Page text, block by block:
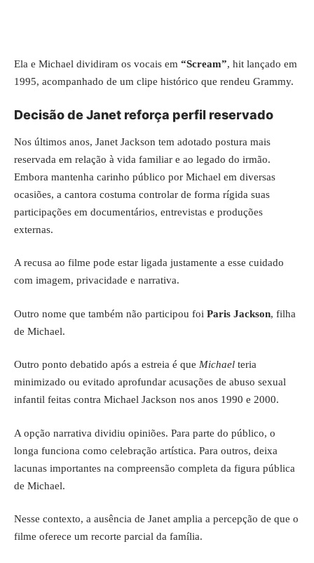
Ela e Michael dividiram os vocais em “Scream”, hit lançado em
1995, acompanhado de um clipe histórico que rendeu Grammy.
Decisão de Janet reforça perfil reservado
Nos últimos anos, Janet Jackson tem adotado postura mais
reservada em relação à vida familiar e ao legado do irmão.
Embora mantenha carinho público por Michael em diversas
ocasiões, a cantora costuma controlar de forma rígida suas
participações em documentários, entrevistas e produções
externas.
A recusa ao filme pode estar ligada justamente a esse cuidado
com imagem, privacidade e narrativa.
Outro nome que também não participou foi Paris Jackson, filha
de Michael.
Outro ponto debatido após a estreia é que Michael teria
minimizado ou evitado aprofundar acusações de abuso sexual
infantil feitas contra Michael Jackson nos anos 1990 e 2000.
A opção narrativa dividiu opiniões. Para parte do público, o
longa funciona como celebração artística. Para outros, deixa
lacunas importantes na compreensão completa da figura pública
de Michael.
Nesse contexto, a ausência de Janet amplia a percepção de que o
filme oferece um recorte parcial da família.